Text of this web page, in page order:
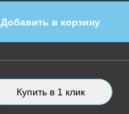
Добавить в корзину
Купить в 1 клик